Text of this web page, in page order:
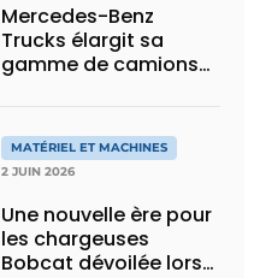
Mercedes-Benz
Trucks élargit sa
gamme de camions
eActros Lowliner
MATÉRIEL ET MACHINES
2 JUIN 2026
Une nouvelle ère pour
les chargeuses
Bobcat dévoilée lors